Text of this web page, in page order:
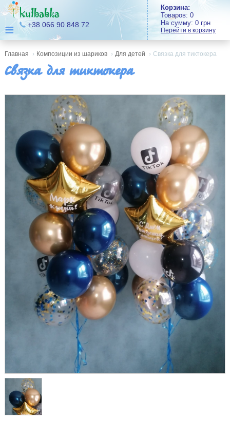
≡ +38 066 90 848 72
Корзина:
Товаров: 0
На сумму: 0 грн
Перейти в корзину
Главная › Композиции из шариков › Для детей › Связка для тиктокера
Связка для тиктокера